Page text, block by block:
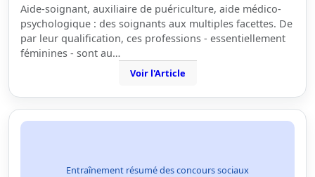
Aide-soignant, auxiliaire de puériculture, aide médico-
psychologique : des soignants aux multiples facettes. De
par leur qualification, ces professions - essentiellement
féminines - sont au…
Voir l'Article
Entraînement résumé des concours sociaux